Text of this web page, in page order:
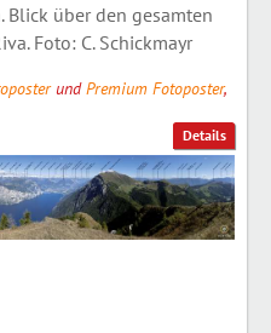
Details
über den gesamten
Foto: C. Schickmayr
undPremium Fotoposter,